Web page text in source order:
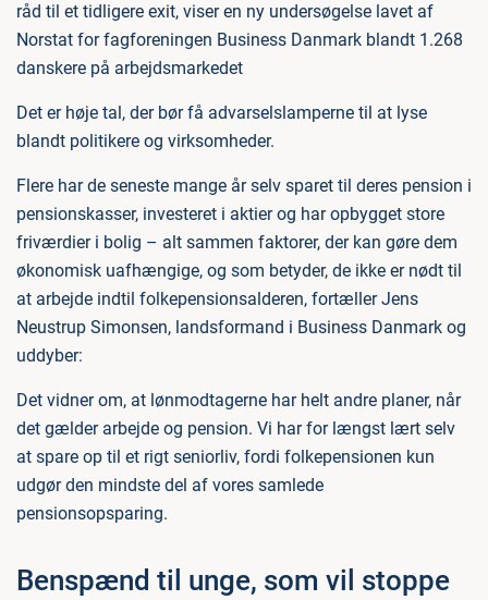
råd til et tidligere exit, viser en ny undersøgelse lavet af
Norstat for fagforeningen Business Danmark blandt 1.268
danskere på arbejdsmarkedet
Det er høje tal, der bør få advarselslamperne til at lyse
blandt politikere og virksomheder.
Flere har de seneste mange år selv sparet til deres pension i
pensionskasser, investeret i aktier og har opbygget store
friværdier i bolig – alt sammen faktorer, der kan gøre dem
økonomisk uafhængige, og som betyder, de ikke er nødt til
at arbejde indtil folkepensionsalderen, fortæller Jens
Neustrup Simonsen, landsformand i Business Danmark og
uddyber:
Det vidner om, at lønmodtagerne har helt andre planer, når
det gælder arbejde og pension. Vi har for længst lært selv
at spare op til et rigt seniorliv, fordi folkepensionen kun
udgør den mindste del af vores samlede
pensionsopsparing.
Benspænd til unge, som vil stoppe